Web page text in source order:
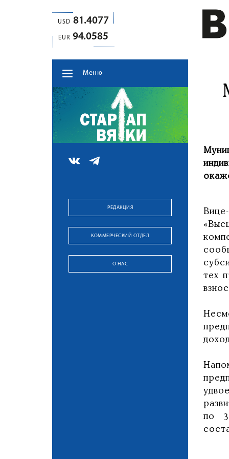
USD 81.4077
EUR 94.0585
Меню
РЕДАКЦИЯ
КОММЕРЧЕСКИЙ ОТДЕЛ
О НАС
тех
по